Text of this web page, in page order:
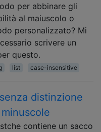
per abbinare gli
al maiuscolo o
personalizzato? Mi
scrivere un
questo.
list case-insensitive
distinzione
contiene un sacco